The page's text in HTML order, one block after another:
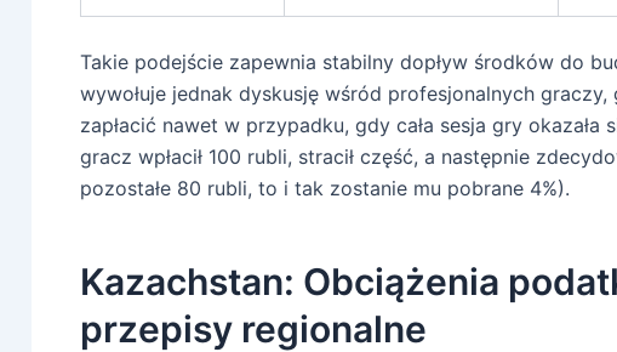
Takie podejście zapewnia stabilny dopływ środków do
wywołuje jednak dyskusję wśród profesjonalnych
zapłacić nawet w przypadku, gdy cała sesja gry okazała
gracz wpłacił 100 rubli, stracił część, a następnie
pozostałe 80 rubli, to i tak zostanie mu pobrane 4%).
Kazachstan: Obciążenia
przepisy regionalne